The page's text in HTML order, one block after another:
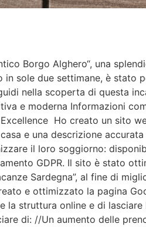
Borgo Alghero“, una
sole due settimane, è stato
nella scoperta di questa
e moderna Informazioni
Ho creato un sito
e una descrizione
il loro soggiorno:
GDPR. Il sito è stato
Sardegna”, al fine di
e ottimizzato la pagina
la struttura online e di
di: //Un aumento delle